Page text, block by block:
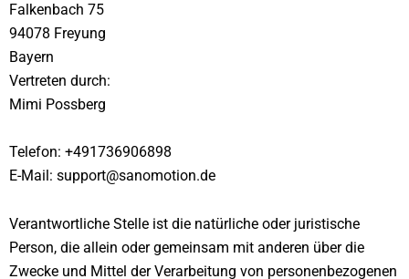
Falkenbach 75
94078 Freyung
Bayern
Vertreten durch:
Mimi Possberg
Telefon: +491736906898
E-Mail: support@sanomotion.de
Verantwortliche Stelle ist die natürliche oder juristische
Person, die allein oder gemeinsam mit anderen über die
Zwecke und Mittel der Verarbeitung von personenbezogenen